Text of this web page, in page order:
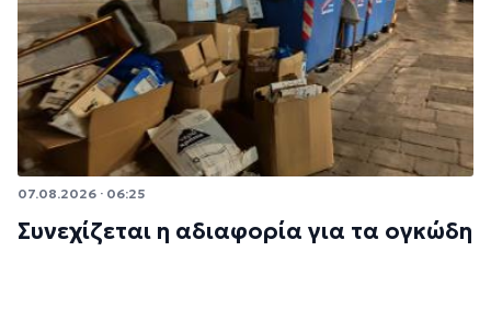
07.08.2026 · 06:25
Συνεχίζεται η αδιαφορία για τα ογκώδη